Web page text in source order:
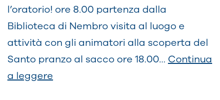
l’oratorio! ore 8.00 partenza dalla
Biblioteca di Nembro visita al luogo e
attività con gli animatori alla scoperta del
Santo pranzo al sacco ore 18.00… Continua
a leggere